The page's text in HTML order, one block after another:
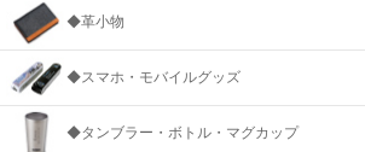
◆革小物
◆スマホ・モバイルグッズ
◆タンブラー・ボトル・マグカップ